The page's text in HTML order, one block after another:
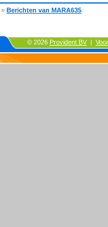
» Berichten van MARA635
© 2026 Provident BV |